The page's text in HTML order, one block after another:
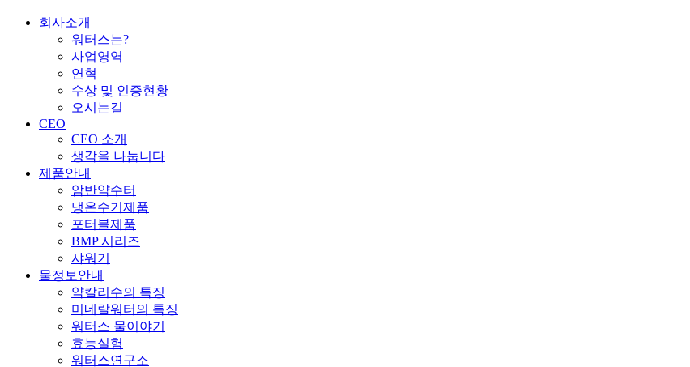
회사소개
워터스는?
사업영역
연혁
수상 및 인증현황
오시는길
CEO
CEO 소개
생각을 나눕니다
제품안내
암반약수터
냉온수기제품
포터블제품
BMP 시리즈
샤워기
물정보안내
약칼리수의 특징
미네랄워터의 특징
워터스 물이야기
효능실험
워터스연구소